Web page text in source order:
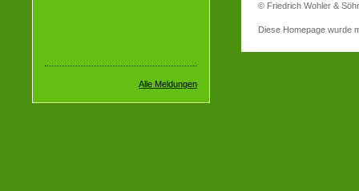
Alle Meldungen
© Friedrich Wohler &
Diese Homepage wurde